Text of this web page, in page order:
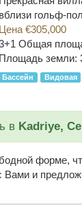
вблизи гольф-
Цена €305,000
Общая
Площадь земли:
Бассейн Видовая
в Kadriye,
форме,
Вами и